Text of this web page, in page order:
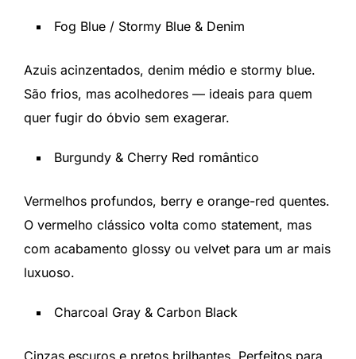
Fog Blue / Stormy Blue & Denim
Azuis acinzentados, denim médio e stormy blue.
São frios, mas acolhedores — ideais para quem
quer fugir do óbvio sem exagerar.
Burgundy & Cherry Red romântico
Vermelhos profundos, berry e orange-red quentes.
O vermelho clássico volta como statement, mas
com acabamento glossy ou velvet para um ar mais
luxuoso.
Charcoal Gray & Carbon Black
Cinzas escuros e pretos brilhantes. Perfeitos para